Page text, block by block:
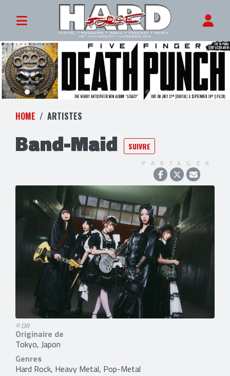
HOME ARTISTES
Band-Maid SUIVRE
PARTAGER
© DR
Originaire de
Tokyo, Japon
Genres
Hard Rock, Heavy Metal, Pop-Metal